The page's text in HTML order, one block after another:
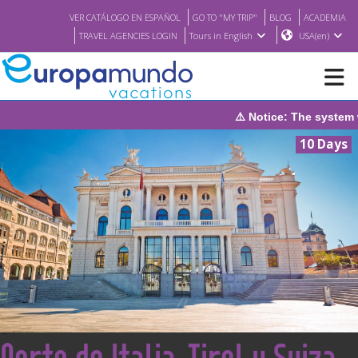
VER CATÁLOGO EN ESPAÑOL GO TO "MY TRIP" BLOG
ACADEMIA
TRAVEL AGENCIES LOGIN
Tours in English USA(en)
BROCHURE PDF
WHERE TO BUY
FEATURED
ABOUT US
⚠️ Notice: The system will be under
10 Days
<